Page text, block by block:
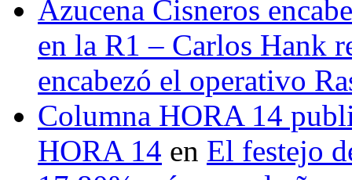
Azucena Cisneros
en la R1 – Carlos Hank
encabezó el operativo
Columna HORA 14
HORA 14 en El festejo